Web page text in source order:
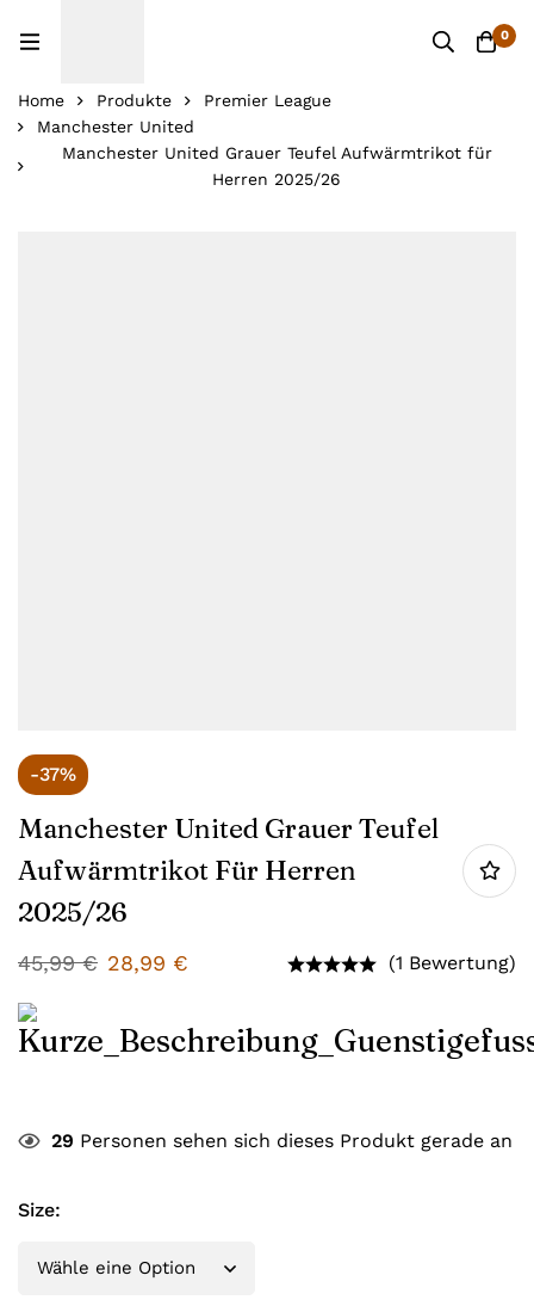
0
Home Produkte
Premier League
Manchester United
Manchester United Grauer Teufel Aufwärmtrikot für
Herren 2025/26
-37%
Manchester United Grauer Teufel
Aufwärmtrikot Für Herren
2025/26
45,99€ 28,99 € (1 Bewertung)
29 Personen sehen sich dieses Produkt gerade an
Size: